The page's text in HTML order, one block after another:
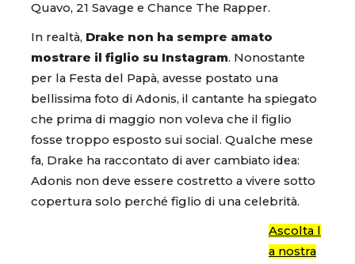
Quavo, 21 Savage e Chance The Rapper.
In realtà, Drake non ha sempre amato
mostrare il figlio su Instagram. Nonostante
per la Festa del Papà, avesse postato una
bellissima foto di Adonis, il cantante ha spiegato
che prima di maggio non voleva che il figlio
fosse troppo esposto sui social. Qualche mese
fa, Drake ha raccontato di aver cambiato idea:
Adonis non deve essere costretto a vivere sotto
copertura solo perché figlio di una celebrità.
Ascolta l
a nostra